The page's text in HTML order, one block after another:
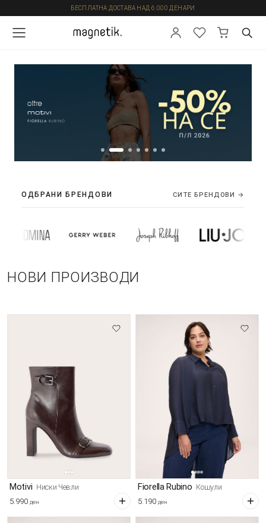
БЕСПЛАТНА ДОСТАВА НАД 6.000 ДЕНАРИ
ОДБРАНИ БРЕНДОВИ СИТЕ БРЕНДОВИ →
НОВИ ПРОИЗВОДИ
Motivi Ниски Чевли
5.990 ден
Fiorella Rubino Кошули
5.190 ден